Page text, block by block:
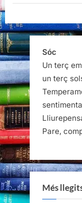
Sóc
Un terç
un terç
Pare,
Més